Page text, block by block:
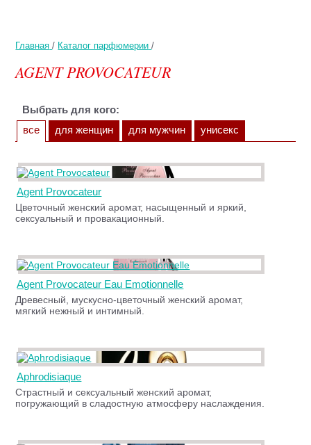
Главная / Каталог парфюмерии /
AGENT PROVOCATEUR
Выбрать для кого:
все
для женщин для мужчин унисекс
Agent Provocateur
Цветочный женский аромат, насыщенный и яркий,
сексуальный и провакационный.
Agent Provocateur Eau Emotionnelle
Древесный, мускусно-цветочный женский аромат,
мягкий нежный и интимный.
Aphrodisiaque
Страстный и сексуальный женский аромат,
погружающий в сладостную атмосферу наслаждения.